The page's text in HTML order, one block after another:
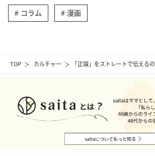
TOP カルチャー 「正論」をストレートで伝える
コラム 漫画